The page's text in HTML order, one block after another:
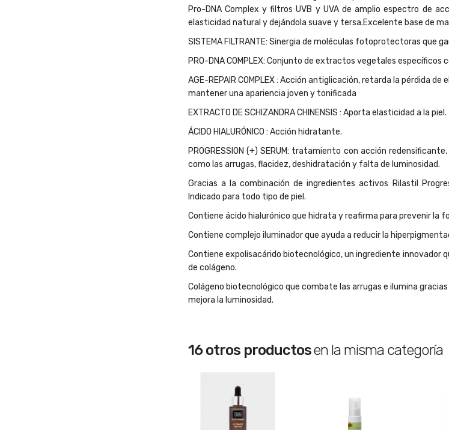
Pro-DNA Complex y filtros UVB y UVA de amplio espectro de
elasticidad natural y dejándola suave y tersa.Excelente base de
SISTEMA FILTRANTE: Sinergia de moléculas fotoprotectoras que
PRO-DNA COMPLEX: Conjunto de extractos vegetales específicos
AGE-REPAIR COMPLEX : Acción antiglicación, retarda la pérdida
mantener una apariencia joven y tonificada
EXTRACTO DE SCHIZANDRA CHINENSIS : Aporta elasticidad a la piel.
ÁCIDO HIALURÓNICO : Acción hidratante.
PROGRESSION (+) SERUM: tratamiento con acción
como las arrugas, flacidez, deshidratación y falta de luminosidad.
Gracias a la combinación de ingredientes activos Rilastil
Indicado para todo tipo de piel.
Contiene ácido hialurónico que hidrata y reafirma para prevenir la
Contiene complejo iluminador que ayuda a reducir la
Contiene expolisacárido biotecnológico, un ingrediente innovador
de colágeno.
Colágeno biotecnológico que combate las arrugas e ilumina
mejora la luminosidad.
16 otros productosen la misma categoría